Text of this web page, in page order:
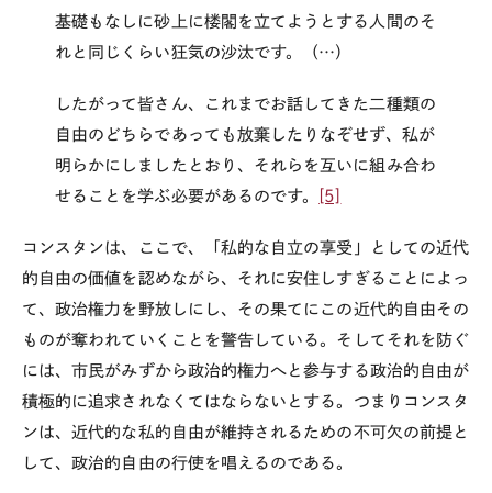
基礎もなしに砂上に楼閣を立てようとする人間のそ
れと同じくらい狂気の沙汰です。（…）
したがって皆さん、これまでお話してきた二種類の
自由のどちらであっても放棄したりなぞせず、私が
明らかにしましたとおり、それらを互いに組み合わ
せることを学ぶ必要があるのです。
[5]
コンスタンは、ここで、「私的な自立の享受」としての近代
的自由の価値を認めながら、それに安住しすぎることによっ
て、政治権力を野放しにし、その果てにこの近代的自由その
ものが奪われていくことを警告している。そしてそれを防ぐ
には、市民がみずから政治的権力へと参与する政治的自由が
積極的に追求されなくてはならないとする。つまりコンスタ
ンは、近代的な私的自由が維持されるための不可欠の前提と
して、政治的自由の行使を唱えるのである。